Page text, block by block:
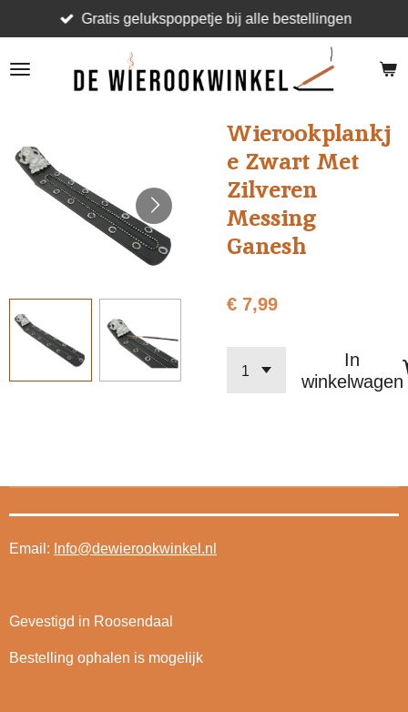
direct
naar
Gratis gelukspoppetje bij alle bestellingen
Wierookplankj
e Zwart Met
Zilveren
Messing
Ganesh
€ 7,99
In
winkelwagen
Email: Info@dewierookwinkel.nl
Gevestigd in Roosendaal
Bestelling ophalen is mogelijk